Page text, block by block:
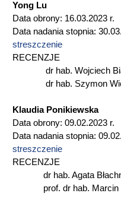
Yong Lu
Data obrony: 16.03.2023 r.
Data nadania stopnia:
streszczenie
RECENZJE
dr hab. Wojciech
dr hab. Szymon
Klaudia Ponikiewska
Data obrony: 09.02.2023 r.
Data nadania stopnia:
streszczenie
RECENZJE
dr hab. Agata
prof. dr hab. Marcin